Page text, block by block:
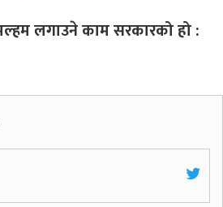
मल्हम लगाउने काम सरकारको हो :